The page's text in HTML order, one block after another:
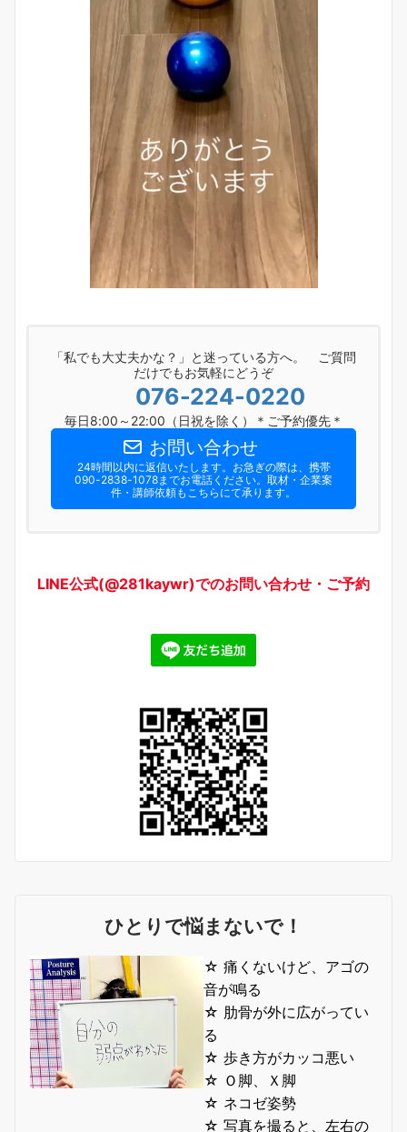
「私でも大丈夫かな？」と迷っている方へ。 ご質問
だけでもお気軽にどうぞ
076-224-0220
毎日8:00～22:00（日祝を除く）＊ご予約優先＊
お問い合わせ
24時間以内に返信いたします。お急ぎの際は、携帯
090-2838-1078までお電話ください。​取材・企業案
件・講師依頼もこちらにて承ります。
LINE公式(@281kaywr)でのお問い合わせ・ご予約
ひとりで悩まないで！
☆ 痛くないけど、アゴの
音が鳴る
☆ 肋骨が外に広がってい
る
☆ 歩き方がカッコ悪い
☆ Ｏ脚、Ｘ脚
☆ ネコゼ姿勢
☆ 写真を撮ると、左右の